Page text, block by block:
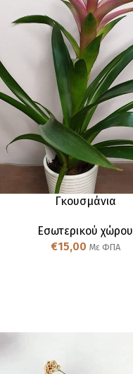
Γκουσμάνια
Εσωτερικού χώρου
€15,00 Με ΦΠΑ